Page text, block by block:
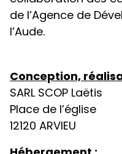
de l’Agence de
l’Aude.
Conception,
SARL SCOP Laëtis
Place de l’église
12120 ARVIEU